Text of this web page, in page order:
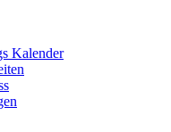
Kalender